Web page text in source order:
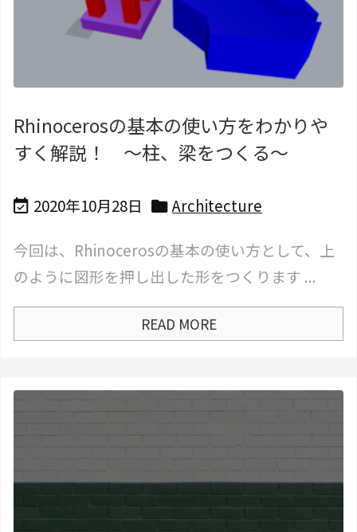
Rhinocerosの基本の使い方をわかりや
すく解説！ ～柱、梁をつくる～
 2020年10月28日  Architecture
今回は、Rhinocerosの基本の使い方として、上
のように図形を押し出した形をつくります ...
READ MORE